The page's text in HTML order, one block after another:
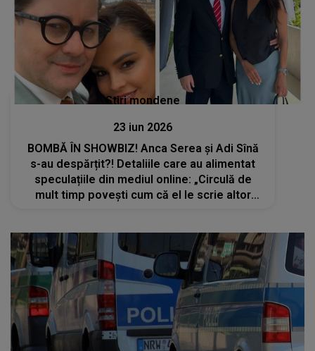
Stiri mondene
23 iun 2026
BOMBĂ ÎN SHOWBIZ! Anca Serea și Adi Sînă
s-au despărțit?! Detaliile care au alimentat
speculațiile din mediul online: „Circulă de
mult timp povești cum că el le scrie altor